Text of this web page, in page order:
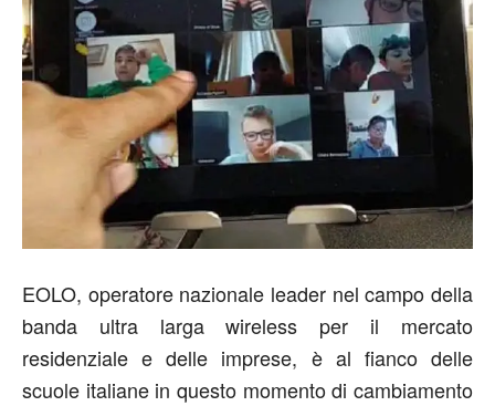
EOLO, operatore nazionale leader nel campo della
banda ultra larga wireless per il mercato
residenziale e delle imprese, è al fianco delle
scuole italiane in questo momento di cambiamento